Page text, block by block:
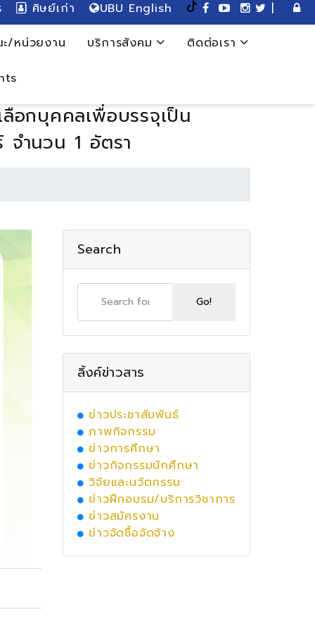
ศิษย์เก่า UBU English |
/หน่วยงาน บริการสังคม ติดต่อเรา
อกบุคคลเพื่อบรรจุเป็น
ำนวน 1 อัตรา
Search
ลิ้งค์ข่าวสาร
ข่าวประชาสัมพันธ์
ภาพกิจกรรม
ข่าวการศึกษา
ข่าวกิจกรรมนักศึกษา
วิจัยและนวัตกรรม
ข่าวฝึกอบรม/บริการวิชาการ
ข่าวสมัครงาน
ข่าวจัดซื้อจัดจ้าง